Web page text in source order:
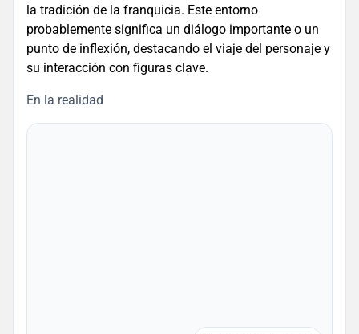
la tradición de la franquicia. Este entorno
probablemente significa un diálogo importante o un
punto de inflexión, destacando el viaje del personaje y
su interacción con figuras clave.
En la realidad